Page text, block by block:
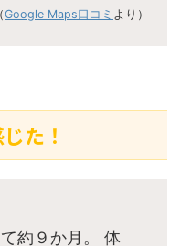
（Google Maps口コミ より）
た！
約９か月。 体